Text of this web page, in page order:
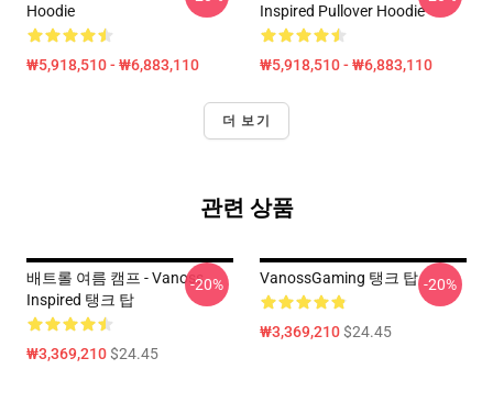
Hoodie
₩5,918,510 - ₩6,883,110
Inspired Pullover Hoodie
₩5,918,510 - ₩6,883,110
더 보기
관련 상품
배트롤 여름 캠프 - Vanoss
Inspired 탱크 탑
₩3,369,210$24.45
-20% VanossGaming 탱크 탑
₩3,369,210$24.45
-20%